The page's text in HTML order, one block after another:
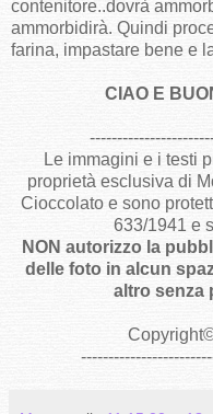
contenitore..dovrà
ammorbidirà. Quindi
farina, impastare bene e
CIAO E
Le immagini e i testi
proprietà esclusiva di
Cioccolato e sono
633/1941 e
NON autorizzo la
delle foto in alcun
altro senza
Copyright